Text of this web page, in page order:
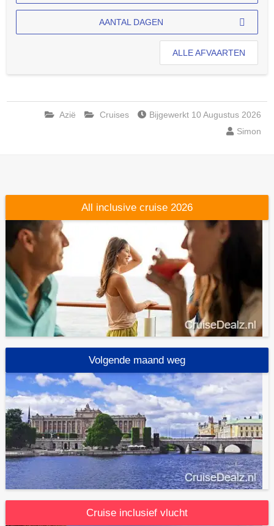
AANTAL DAGEN
ALLE AFVAARTEN
Azië Cruises
Bijgewerkt 10 Augustus 2026
Simon
All inclusive cruise 2026
Volgende maand weg
Cruise inclusief vlucht